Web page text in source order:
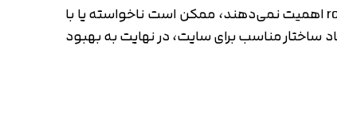
در برخی موارد، عدم توجه به سئو تکنیکال می‌تواند برای شما هزینه هم داشته باشد؛ مثلا افرادی که به فایل robots.txt اهمیت نمی‌دهند، ممکن است ناخواسته یا با
مناسب برای سایت، در نهایت به بهبود